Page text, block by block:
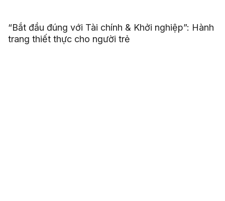
“Bắt đầu đúng với Tài chính & Khởi nghiệp”: Hành
trang thiết thực cho người trẻ